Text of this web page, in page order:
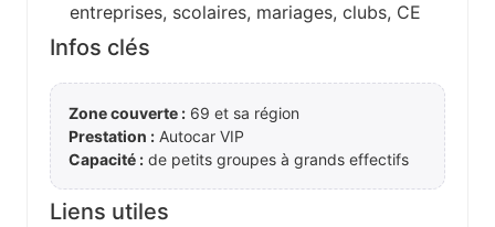
entreprises, scolaires, mariages, clubs, CE
Infos clés
Zone couverte : 69 et sa région
Prestation : Autocar VIP
Capacité : de petits groupes à grands effectifs
Liens utiles